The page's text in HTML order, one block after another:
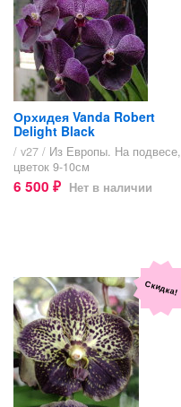
Орхидея Vanda Robert
Delight Black
/ v27 / Из Европы. На подвесе,
цветок 9-10см
6 500 ₽ Нет в наличии
Скидка!